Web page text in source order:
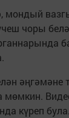
мондый
чоры
әңгәмәне
күреп